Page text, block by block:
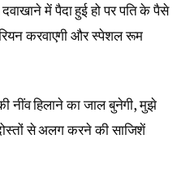
में पैदा हुई हो पर पति के पैसे
करवाएगी और स्पेशल रूम
नींव हिलाने का जाल बुनेगी, मुझे
दोस्तों से अलग करने की साजिशें